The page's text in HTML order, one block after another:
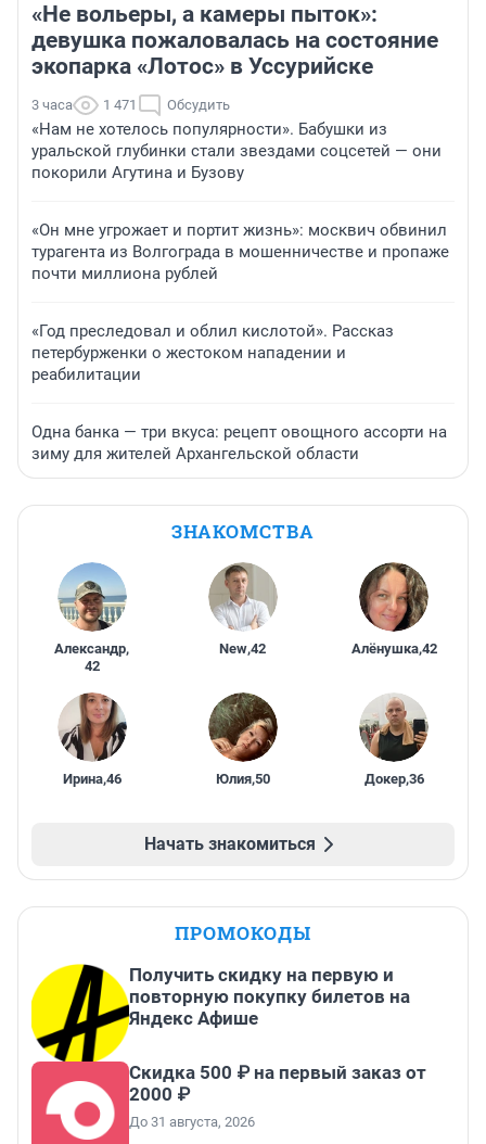
«Не вольеры, а камеры пыток»:
девушка пожаловалась на состояние
экопарка «Лотос» в Уссурийске
3 часа 1 471 Обсудить
«Нам не хотелось популярности». Бабушки из
уральской глубинки стали звездами соцсетей — они
покорили Агутина и Бузову
«Он мне угрожает и портит жизнь»: москвич обвинил
турагента из Волгограда в мошенничестве и пропаже
почти миллиона рублей
«Год преследовал и облил кислотой». Рассказ
петербурженки о жестоком нападении и
реабилитации
Одна банка — три вкуса: рецепт овощного ассорти на
зиму для жителей Архангельской области
ЗНАКОМСТВА
Александр,
42
New,42 Алёнушка,42
Ирина,46 Юлия,50 Докер,36
Начать знакомиться
ПРОМОКОДЫ
Получить скидку на первую и
повторную покупку билетов на
Яндекс Афише
Скидка 500 ₽ на первый заказ от
2000 ₽
До 31 августа, 2026